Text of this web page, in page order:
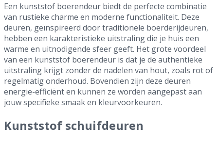
Een kunststof boerendeur biedt de perfecte combinatie
van rustieke charme en moderne functionaliteit. Deze
deuren, geïnspireerd door traditionele boerderijdeuren,
hebben een karakteristieke uitstraling die je huis een
warme en uitnodigende sfeer geeft. Het grote voordeel
van een kunststof boerendeur is dat je de authentieke
uitstraling krijgt zonder de nadelen van hout, zoals rot of
regelmatig onderhoud. Bovendien zijn deze deuren
energie-efficiënt en kunnen ze worden aangepast aan
jouw specifieke smaak en kleurvoorkeuren.
Kunststof schuifdeuren